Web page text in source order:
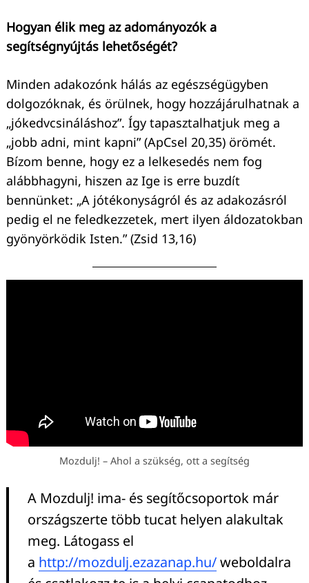
Hogyan élik meg az adományozók a
segítségnyújtás lehetőségét?
Minden adakozónk hálás az egészségügyben
dolgozóknak, és örülnek, hogy hozzájárulhatnak a
„jókedvcsináláshoz”. Így tapasztalhatjuk meg a
„jobb adni, mint kapni” (ApCsel 20,35) örömét.
Bízom benne, hogy ez a lelkesedés nem fog
alábbhagyni, hiszen az Ige is erre buzdít
bennünket: „A jótékonyságról és az adakozásról
pedig el ne feledkezzetek, mert ilyen áldozatokban
gyönyörködik Isten.” (Zsid 13,16)
Mozdulj! – Ahol a szükség, ott a segítség
A Mozdulj! ima- és segítőcsoportok már
országszerte több tucat helyen alakultak
meg. Látogass el
a http://mozdulj.ezazanap.hu/weboldalra